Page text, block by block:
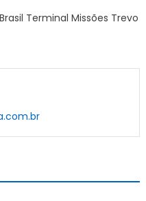
Terminal Missões Trevo